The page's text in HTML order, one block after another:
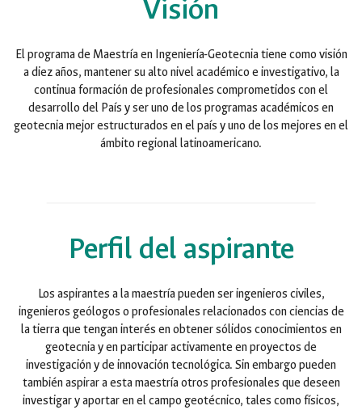
Visión
El programa de Maestría en Ingeniería-Geotecnia tiene como visión
a diez años, mantener su alto nivel académico e investigativo, la
continua formación de profesionales comprometidos con el
desarrollo del País y ser uno de los programas académicos en
geotecnia mejor estructurados en el país y uno de los mejores en el
ámbito regional latinoamericano.
Perfil del aspirante
Los aspirantes a la maestría pueden ser ingenieros civiles,
ingenieros geólogos o profesionales relacionados con ciencias de
la tierra que tengan interés en obtener sólidos conocimientos en
geotecnia y en participar activamente en proyectos de
investigación y de innovación tecnológica. Sin embargo pueden
también aspirar a esta maestría otros profesionales que deseen
investigar y aportar en el campo geotécnico, tales como físicos,